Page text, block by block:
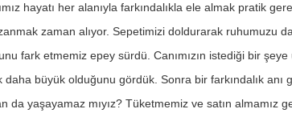
hayatı her alanıyla farkındalıkla ele almak pratik
zaman alıyor. Sepetimizi doldurarak ruhumuzu da
fark etmemiz epey sürdü. Canımızın istediği bir şeye
daha büyük olduğunu gördük. Sonra bir farkındalık
da yaşayamaz mıyız? Tüketmemiz ve satın almamız